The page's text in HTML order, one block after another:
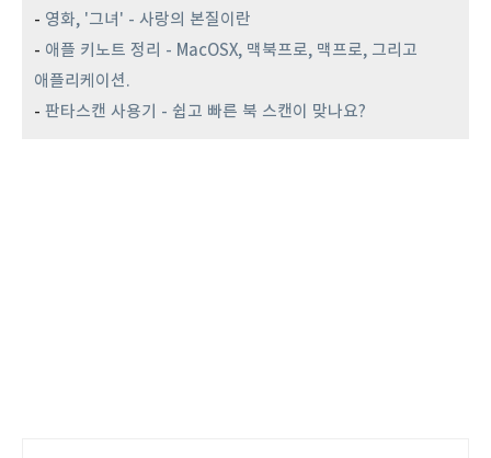
- 영화, '그녀' - 사랑의 본질이란
- 애플 키노트 정리 - MacOSX, 맥북프로, 맥프로, 그리고
애플리케이션.
- 판타스캔 사용기 - 쉽고 빠른 북 스캔이 맞나요?